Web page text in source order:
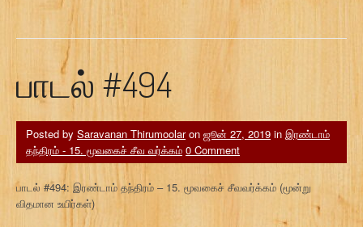
பாடல் #494
Posted by Saravanan Thirumoolaron ஜூன் 27, 2019 in இரண்டாம்
தந்திரம் - 15. மூவகைச் சீவ வர்க்கம் 0 Comment
பாடல் #494: இரண்டாம் தந்திரம் – 15. மூவகைச் சீவவர்க்கம் (மூன்று
விதமான உயிர்கள்)